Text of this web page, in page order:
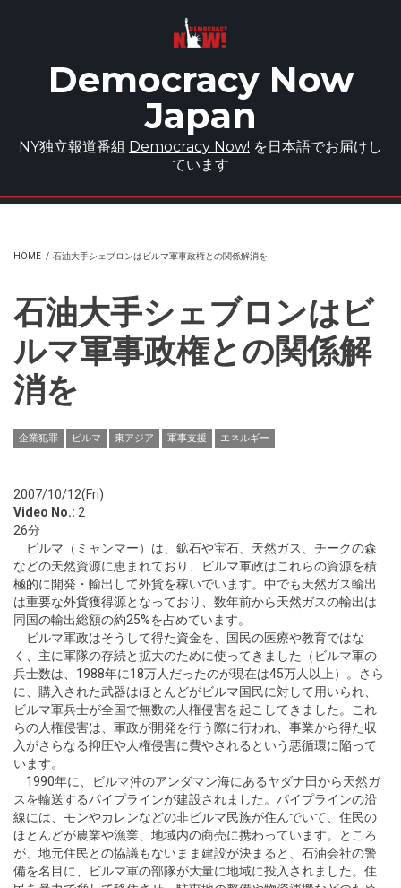
Democracy Now
Japan
NY独立報道番組 Democracy Now! を日本語でお届けし
ています
HOME / 石油大手シェブロンはビルマ軍事政権との関係解消を
石油大手シェブロンはビ
ルマ軍事政権との関係解
消を
企業犯罪 ビルマ 東アジア 軍事支援 エネルギー
2007/10/12(Fri)
Video No.: 2
26分
ビルマ（ミャンマー）は、鉱石や宝石、天然ガス、チークの森
などの天然資源に恵まれており、ビルマ軍政はこれらの資源を積
極的に開発・輸出して外貨を稼いでいます。中でも天然ガス輸出
は重要な外貨獲得源となっており、数年前から天然ガスの輸出は
同国の輸出総額の約25%を占めています。
ビルマ軍政はそうして得た資金を、国民の医療や教育ではな
く、主に軍隊の存続と拡大のために使ってきました（ビルマ軍の
兵士数は、1988年に18万人だったのが現在は45万人以上）。さら
に、購入された武器はほとんどがビルマ国民に対して用いられ、
ビルマ軍兵士が全国で無数の人権侵害を起こしてきました。これ
らの人権侵害は、軍政が開発を行う際に行われ、事業から得た収
入がさらなる抑圧や人権侵害に費やされるという悪循環に陥って
います。
1990年に、ビルマ沖のアンダマン海にあるヤダナ田から天然ガ
スを輸送するパイプラインが建設されました。パイプラインの沿
線には、モンやカレンなどの非ビルマ民族が住んでいて、住民の
ほとんどが農業や漁業、地域内の商売に携わっています。ところ
が、地元住民との協議もないまま建設が決まると、石油会社の警
備を名目に、ビルマ軍の部隊が大量に地域に投入されました。住